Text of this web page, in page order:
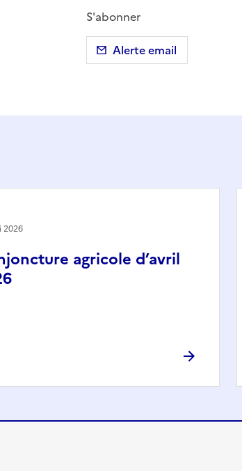
Twitter)
email
Copier dans le presse-papier
S'abonner
Alerte email
agricole d’avril
2026